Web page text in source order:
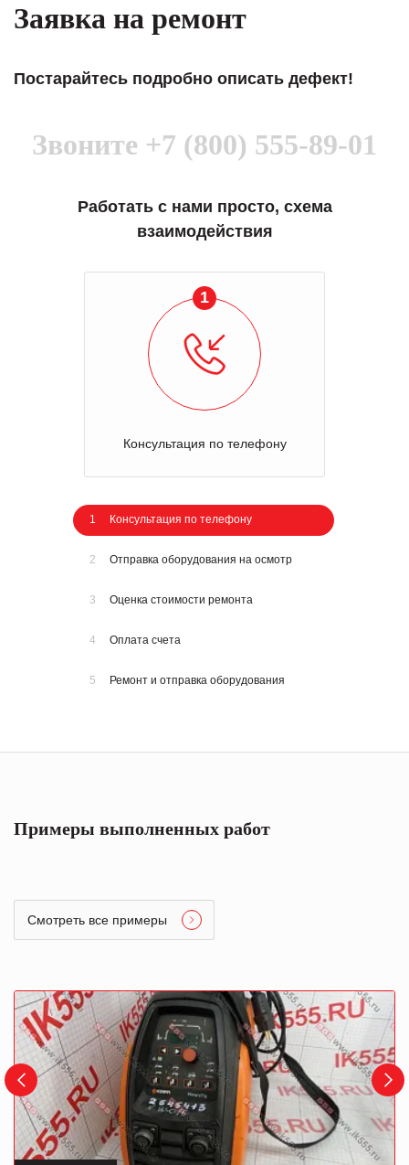
Заявка на ремонт
Постарайтесь подробно описать дефект!
Звоните +7 (800) 555-89-01
Работать с нами просто, схема
взаимодействия
1
Консультация по телефону
1 Консультация по телефону
2 Отправка оборудования на осмотр
3 Оценка стоимости ремонта
4 Оплата счета
5 Ремонт и отправка оборудования
Примеры выполненных работ
Смотреть все примеры